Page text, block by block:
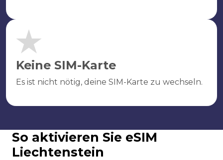
Keine SIM-Karte
Es ist nicht nötig, deine SIM-Karte zu wechseln.
So aktivieren Sie eSIM
Liechtenstein